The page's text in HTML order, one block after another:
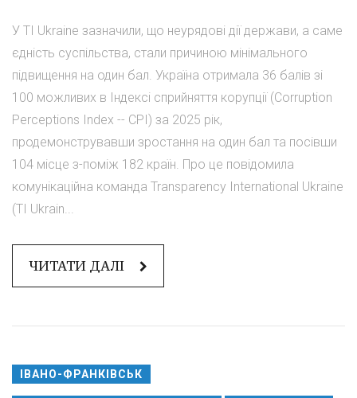
У TI Ukraine зазначили, що неурядові дії держави, а саме
єдність суспільства, стали причиною мінімального
підвищення на один бал. Україна отримала 36 балів зі
100 можливих в Індексі сприйняття корупції (Corruption
Perceptions Index -- CPI) за 2025 рік,
продемонструвавши зростання на один бал та посівши
104 місце з-поміж 182 країн. Про це повідомила
комунікаційна команда Transparency International Ukraine
(TI Ukrain...
ЧИТАТИ ДАЛІ
ІВАНО-ФРАНКІВСЬК